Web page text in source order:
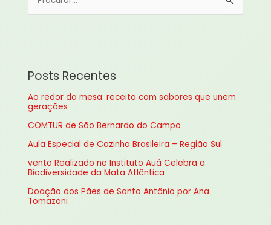
i
s
p
o
:
Posts Recentes
Ao redor da mesa: receita com sabores que unem
gerações
COMTUR de São Bernardo do Campo
Aula Especial de Cozinha Brasileira – Região Sul
vento Realizado no Instituto Auá Celebra a
Biodiversidade da Mata Atlântica
Doação dos Pães de Santo Antônio por Ana
Tomazoni